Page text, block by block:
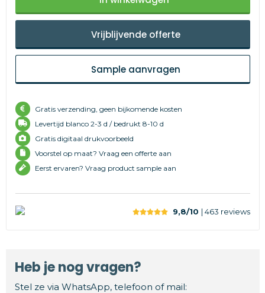
Vrijblijvende offerte
Sample aanvragen
Gratis verzending, geen bijkomende kosten
Levertijd blanco 2-3 d / bedrukt 8-10 d
Gratis digitaal drukvoorbeeld
Voorstel op maat? Vraag een offerte aan
Eerst ervaren? Vraag product sample aan
9,8/10 | 463 reviews
Heb je nog vragen?
Stel ze via WhatsApp, telefoon of mail: